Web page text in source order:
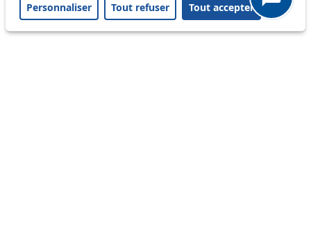
A question ? An observation ?
Personnaliser Tout refuser Tout accepter